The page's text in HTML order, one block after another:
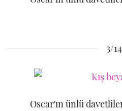
3/14
Oscar'ın ünlü